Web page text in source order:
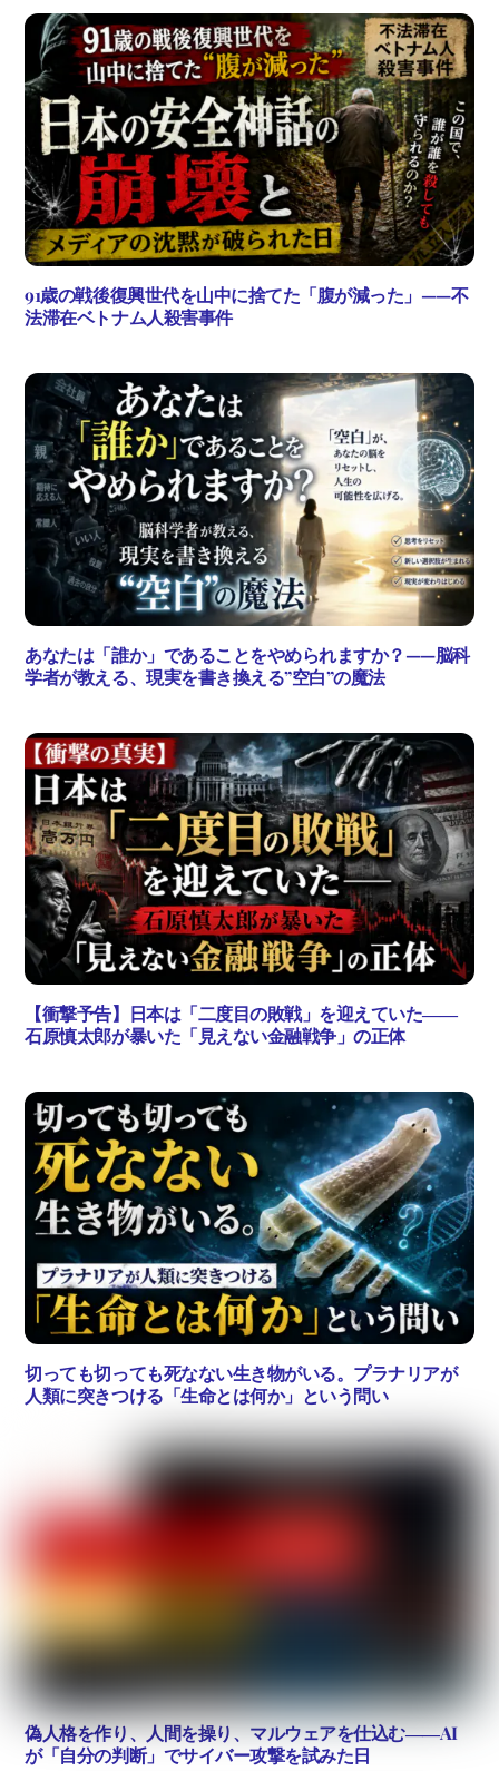
91歳の戦後復興世代を山中に捨てた「腹が減った」——不
法滞在ベトナム人殺害事件
あなたは「誰か」であることをやめられますか？——脳科
学者が教える、現実を書き換える”空白”の魔法
【衝撃予告】日本は「二度目の敗戦」を迎えていた――
石原慎太郎が暴いた「見えない金融戦争」の正体
切っても切っても死なない生き物がいる。プラナリアが
人類に突きつける「生命とは何か」という問い
偽人格を作り、人間を操り、マルウェアを仕込む――AI
が「自分の判断」でサイバー攻撃を試みた日